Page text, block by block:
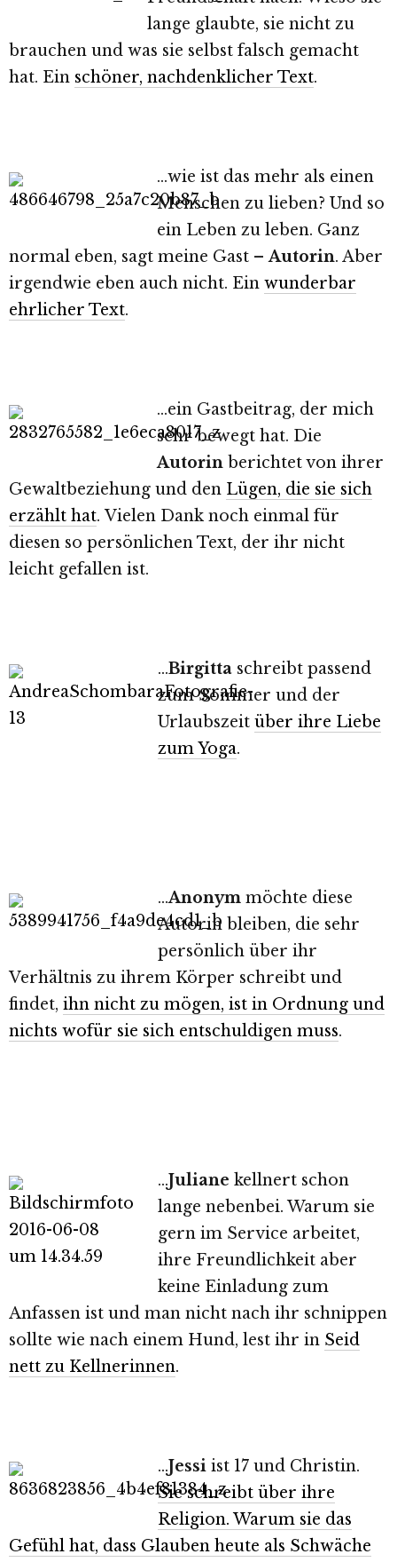
lange glaubte, sie nicht zu
brauchen und was sie selbst falsch gemacht
hat. Ein schöner, nachdenklicher Text.
…wie ist das mehr als einen
Menschen zu lieben? Und so
ein Leben zu leben. Ganz
normal eben, sagt meine Gast –Autorin. Aber
irgendwie eben auch nicht. Ein wunderbar
ehrlicher Text.
…ein Gastbeitrag, der mich
sehr bewegt hat. Die
Autorin berichtet von ihrer
Gewaltbeziehung und den Lügen, die sie sich
erzählt hat. Vielen Dank noch einmal für
diesen so persönlichen Text, der ihr nicht
leicht gefallen ist.
…Birgitta schreibt passend
zum Sommer und der
Urlaubszeit über ihre Liebe
zum Yoga.
…Anonym möchte diese
Autorin bleiben, die sehr
persönlich über ihr
Verhältnis zu ihrem Körper schreibt und
findet, ihn nicht zu mögen, ist in Ordnung und
nichts wofür sie sich entschuldigen muss.
…Juliane kellnert schon
lange nebenbei. Warum sie
gern im Service arbeitet,
ihre Freundlichkeit aber
keine Einladung zum
Anfassen ist und man nicht nach ihr schnippen
sollte wie nach einem Hund, lest ihr in Seid
nett zu Kellnerinnen.
…Jessi ist 17 und Christin.
Sie schreibt über ihre
Religion. Warum sie das
Gefühl hat, dass Glauben heute als Schwäche